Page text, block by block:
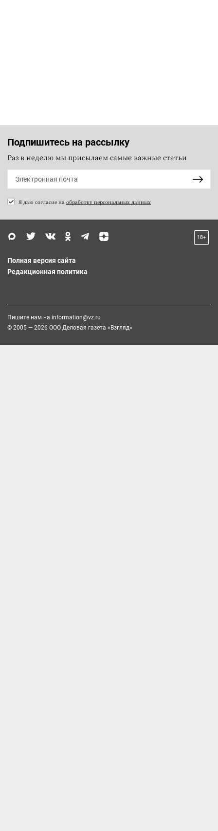
Подпишитесь на рассылку
Раз в неделю мы присылаем самые важные статьи
Я даю согласие на обработку персональных данных
18+
Полная версия сайта
Редакционная политика
Пишите нам на information@vz.ru
© 2005 — 2026 ООО Деловая газета «Взгляд»